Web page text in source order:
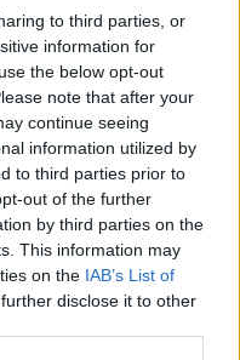
to third parties, or
information for
the below opt-out
note that after your
continue seeing
information utilized by
to third parties prior to
out of the further
by third parties on the
This information may
on the IAB’s List of
disclose it to other